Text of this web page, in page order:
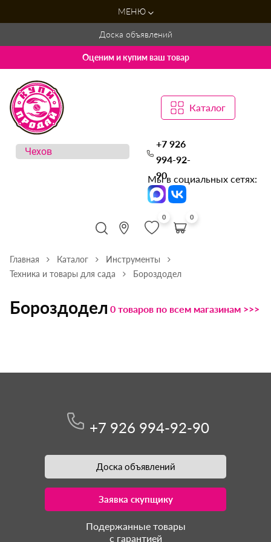
МЕНЮ
Доска объявлений
Оценим и купим ваш товар
Каталог
+7 926
994-92-
90
Мы в социальных сетях:
0 0
Главная Каталог
Инструменты
Техника и товары для сада
Бороздодел
Бороздодел 0 товаров по всем магазинам >>>
+7 926 994-92-90
Доска объявлений
Заявка скупщику
Подержанные товары
с гарантией